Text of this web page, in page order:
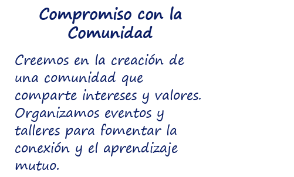
Compromiso con la
Comunidad
Creemos en la creación de
una comunidad que
comparte intereses y valores.
Organizamos eventos y
talleres para fomentar la
conexión y el aprendizaje
mutuo.